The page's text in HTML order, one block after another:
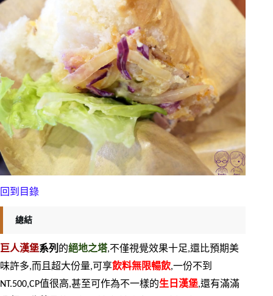
回到目錄
總結
巨人漢堡系列 的絕地之塔,不僅視覺效果十足,還比預期美
味許多,而且超大份量,可享飲料無限暢飲,一份不到
NT.500,CP值很高,甚至可作為不一樣的生日漢堡,還有滿滿